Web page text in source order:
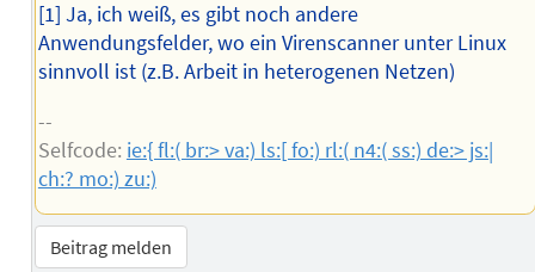
[1] Ja, ich weiß, es gibt noch andere
Anwendungsfelder, wo ein Virenscanner unter Linux
sinnvoll ist (z.B. Arbeit in heterogenen Netzen)
--
Selfcode: ie:{ fl:( br:> va:) ls:[ fo:) rl:( n4:( ss:) de:> js:|
ch:? mo:) zu:)
Beitrag melden